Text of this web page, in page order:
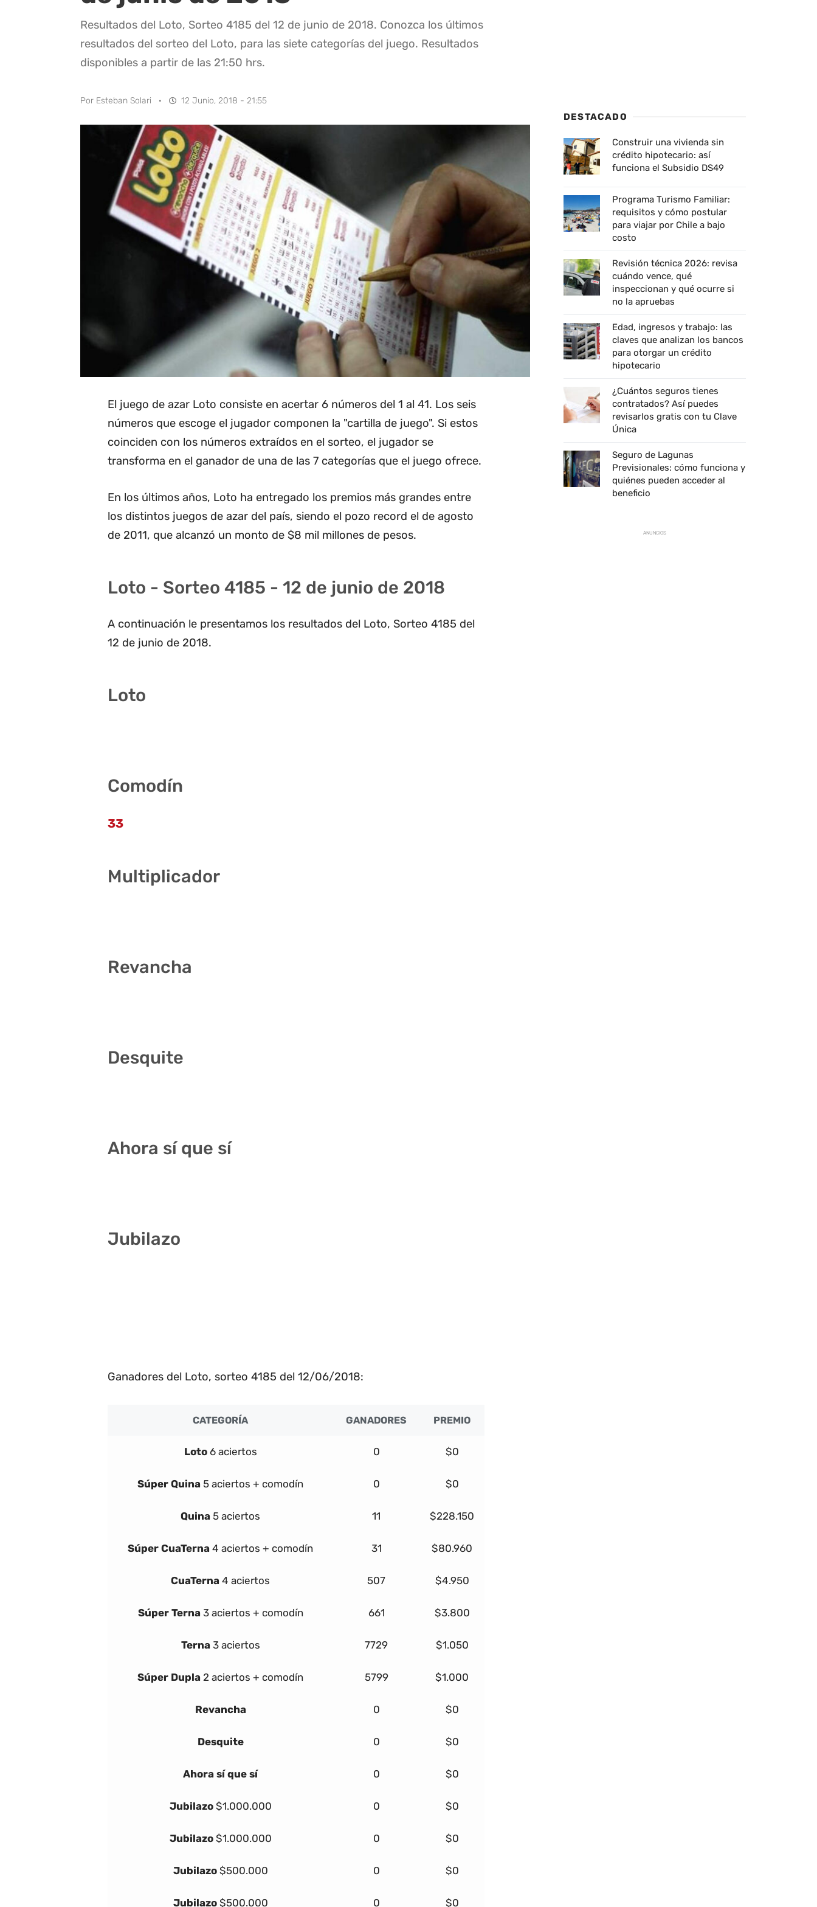
Resultados del Loto, Sorteo 4185 del 12 de junio de 2018. Conozca los últimos
resultados del sorteo del Loto, para las siete categorías del juego. Resultados
disponibles a partir de las 21:50 hrs.
Por Esteban Solari · 12 Junio, 2018 - 21:55
El juego de azar Loto consiste en acertar 6 números del 1 al 41. Los seis
números que escoge el jugador componen la "cartilla de juego". Si estos
coinciden con los números extraídos en el sorteo, el jugador se
transforma en el ganador de una de las 7 categorías que el juego ofrece.
En los últimos años, Loto ha entregado los premios más grandes entre
los distintos juegos de azar del país, siendo el pozo record el de agosto
de 2011, que alcanzó un monto de $8 mil millones de pesos.
Loto - Sorteo 4185 - 12 de junio de 2018
A continuación le presentamos los resultados del Loto, Sorteo 4185 del
12 de junio de 2018.
Loto
Comodín
33
Multiplicador
Revancha
Desquite
Ahora sí que sí
Jubilazo
Ganadores del Loto, sorteo 4185 del 12/06/2018:
CATEGORÍA GANADORES PREMIO
Loto6 aciertos 0 $0
Súper Quina 5 aciertos + comodín 0 $0
Quina 5 aciertos 11 $228.150
Súper CuaTerna 4 aciertos + comodín 31 $80.960
CuaTerna 4 aciertos 507 $4.950
Súper Terna3 aciertos + comodín 661 $3.800
Terna3 aciertos 7729 $1.050
Súper Dupla 2 aciertos + comodín 5799 $1.000
Revancha 0 $0
Desquite 0 $0
Ahora sí que sí 0 $0
Jubilazo$1.000.000 0 $0
Jubilazo$1.000.000 0 $0
Jubilazo$500.000 0 $0
Jubilazo$500.000 0 $0
DESTACADO
Construir una vivienda sin
crédito hipotecario: así
funciona el Subsidio DS49
Programa Turismo Familiar:
requisitos y cómo postular
para viajar por Chile a bajo
costo
Revisión técnica 2026: revisa
cuándo vence, qué
inspeccionan y qué ocurre si
no la apruebas
Edad, ingresos y trabajo: las
claves que analizan los bancos
para otorgar un crédito
hipotecario
¿Cuántos seguros tienes
contratados? Así puedes
revisarlos gratis con tu Clave
Única
Seguro de Lagunas
Previsionales: cómo funciona y
quiénes pueden acceder al
beneficio
ANUNCIOS